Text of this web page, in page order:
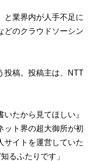
と業界内が人手不足に
どのクラウドソーシン
投稿。投稿主は、NTT
たから見てほしい』
ット界の超大御所が初
サイトを運営していた
るふたりです」